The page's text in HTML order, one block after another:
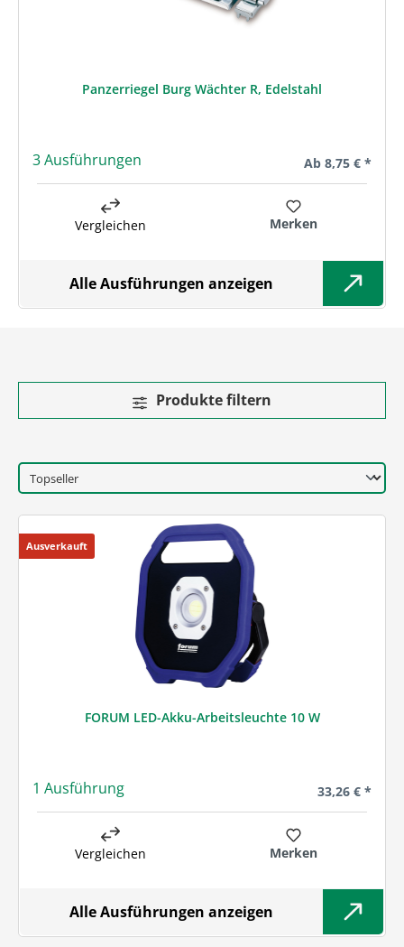
Panzerriegel Burg Wächter R, Edelstahl
3 Ausführungen Regulärer Preis:
Ab 8,75 € *
Vergleichen Merken
Alle Ausführungen anzeigen
Produkte filtern
Ausverkauft
FORUM LED-Akku-Arbeitsleuchte 10 W
1 Ausführung Regulärer
33,26 € *
Vergleichen Merken
Alle Ausführungen anzeigen